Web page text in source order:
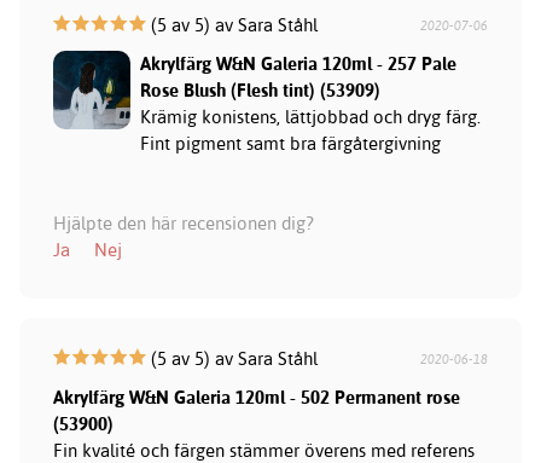
(5 av 5) av Sara Ståhl 2020-07-06
Akrylfärg W&N Galeria 120ml - 257 Pale
Rose Blush (Flesh tint) (53909)
Krämig konistens, lättjobbad och dryg färg.
Fint pigment samt bra färgåtergivning
Hjälpte den här recensionen dig?
Ja
Nej
(5 av 5) av Sara Ståhl 2020-06-18
Akrylfärg W&N Galeria 120ml - 502 Permanent rose
(53900)
Fin kvalité och färgen stämmer överens med referens